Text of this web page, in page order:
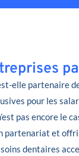
elle partenaire
pour les
pas encore le
partenariat et
dentaires